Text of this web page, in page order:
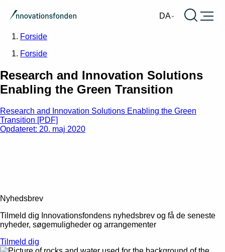
DA Burger
Forside
Forside
Research and Innovation Solutions
Enabling the Green Transition
Research and Innovation Solutions Enabling the Green
Transition [PDF]
Opdateret: 20. maj 2020
Nyhedsbrev
Tilmeld dig Innovationsfondens nyhedsbrev og få de seneste
nyheder, søgemuligheder og arrangementer
Tilmeld dig